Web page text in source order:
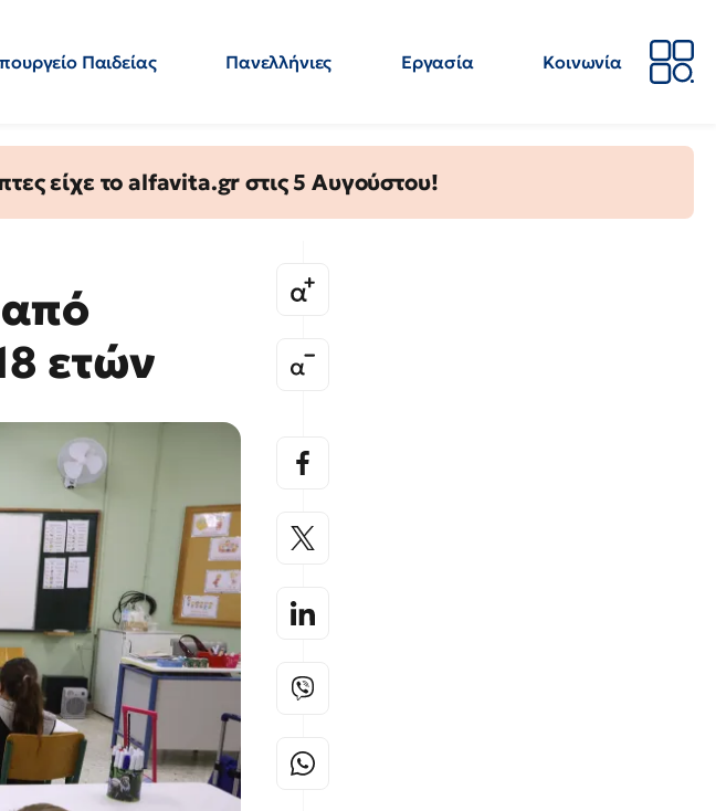
Παιδείας Πανελλήνιες Εργασία
Κοινωνία
είχε το alfavita.gr στις 5 Αυγούστου!
ετών